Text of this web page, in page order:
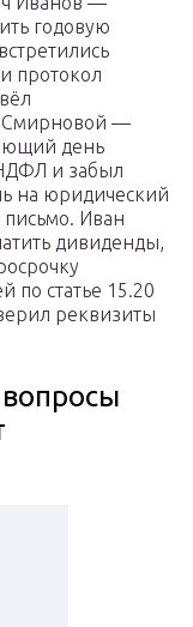
годовую
протокол
Смирновой —
день
и забыл
на юридический
Иван
дивиденды,
по статье 15.20
реквизиты